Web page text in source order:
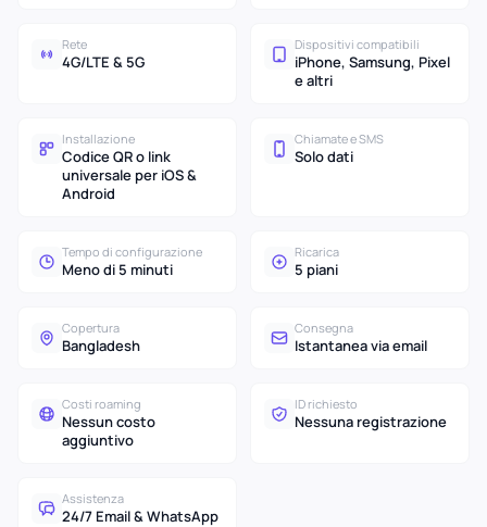
Rete
4G/LTE & 5G
Dispositivi compatibili
iPhone, Samsung, Pixel
e altri
Installazione
Codice QR o link
universale per iOS &
Android
Chiamate e SMS
Solo dati
Tempo di configurazione
Meno di 5 minuti
Ricarica
5 piani
Copertura
Bangladesh
Consegna
Istantanea via email
Costi roaming
Nessun costo
aggiuntivo
ID richiesto
Nessuna registrazione
Assistenza
24/7 Email & WhatsApp